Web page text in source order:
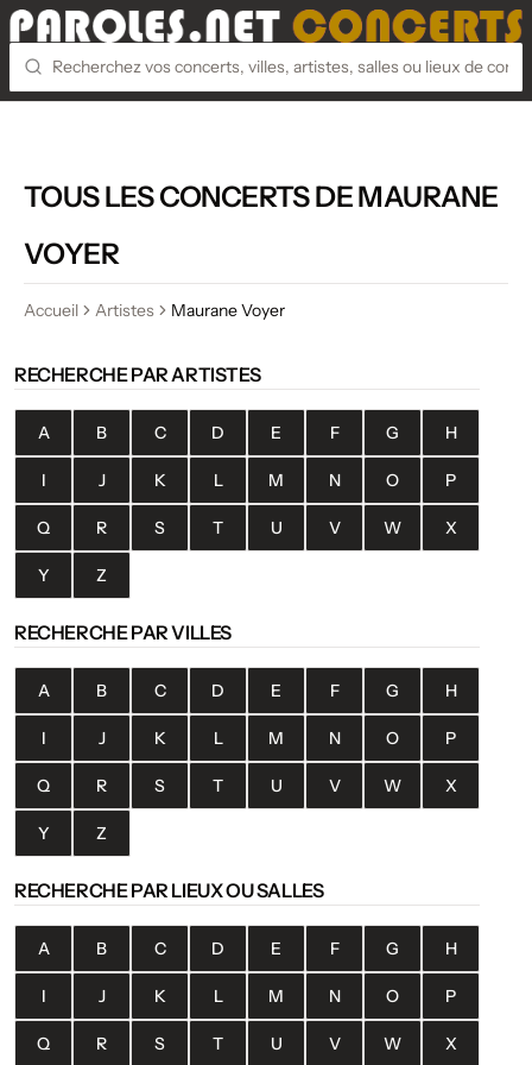
TOUS LES CONCERTS DE MAURANE
VOYER
Accueil Artistes Maurane Voyer
RECHERCHE PAR ARTISTES
A B C D E F G H
I J K L M N O P
Q R S T U V W X
Y Z
RECHERCHE PAR VILLES
A B C D E F G H
I J K L M N O P
Q R S T U V W X
Y Z
RECHERCHE PAR LIEUX OU SALLES
A B C D E F G H
I J K L M N O P
Q R S T U V W X